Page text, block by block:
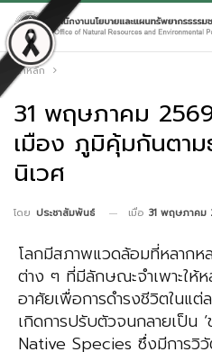
หน้าหลัก
31 พฤษภาคม
เมือง ภูมิคุ้มกันตาม
นิเวศ
โดย ประชาสัมพันธ์ เมื่อ 31 พฤษภาคม
โลกมีสภาพแวดล้อมที่หลากห
ต่าง ๆ ที่มีลักษณะจำเพาะให้
อาศัยเพื่อการดำรงชีวิตในแ
เกิดการปรับตัวจนกลายเป็น
Native Species ซึ่งมีการวิ